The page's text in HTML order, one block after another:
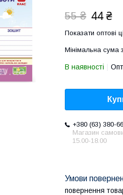
55 ₴ 44 ₴
Показати оптові
Мінімальна сума
В наявності
+380 (63) 380-
Магазин
15.00-18.00
повернення